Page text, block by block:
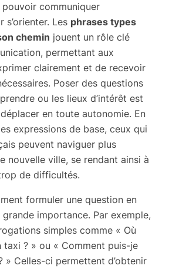
communiquer
Les phrases types
chemin jouent un rôle clé
permettant aux
clairement et de recevoir
Poser des questions
ou les lieux d’intérêt est
en toute autonomie. En
expressions de base, ceux qui
peuvent naviguer plus
nouvelle ville, se rendant ainsi à
de difficultés.
formuler une question en
grande importance. Par exemple,
simples comme « Où
taxi ? » ou « Comment puis-je
» Celles-ci permettent d’obtenir